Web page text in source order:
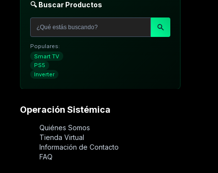
🔍 Buscar Productos
Populares:
Smart TV
PS5
Inverter
Operación Sistémica
Quiénes Somos
Tienda Virtual
Información de Contacto
FAQ